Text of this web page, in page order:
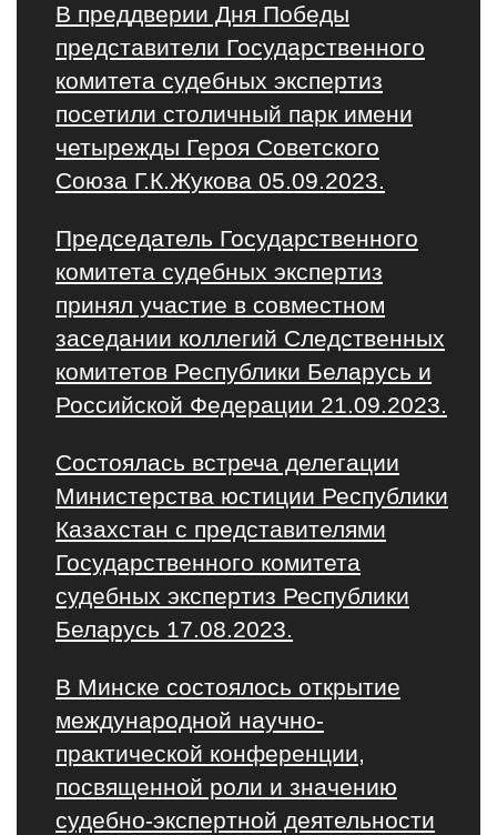
В преддверии Дня Победы
представители Государственного
комитета судебных экспертиз
посетили столичный парк имени
четырежды Героя Советского
Союза Г.К.Жукова 05.09.2023.
Председатель Государственного
комитета судебных экспертиз
принял участие в совместном
заседании коллегий Следственных
комитетов Республики Беларусь и
Российской Федерации 21.09.2023.
Состоялась встреча делегации
Министерства юстиции Республики
Казахстан с представителями
Государственного комитета
судебных экспертиз Республики
Беларусь 17.08.2023.
В Минске состоялось открытие
международной научно-
практической конференции,
посвященной роли и значению
судебно-экспертной деятельности